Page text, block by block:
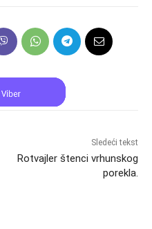
Sledeći tekst
Rotvajler štenci vrhunskog
porekla.